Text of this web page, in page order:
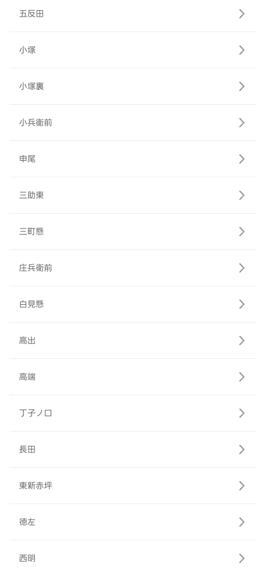
五反田
小塚
小塚裏
小兵衛前
申尾
三助東
三町懸
庄兵衛前
白見懸
高出
高端
丁子ノ口
長田
東新赤坪
徳左
西明